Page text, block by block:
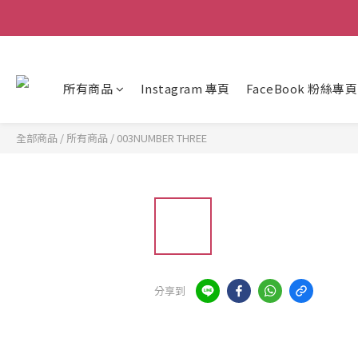
所有商品 Instagram 專頁 FaceBook 粉絲專頁
全部商品 / 所有商品 / 003NUMBER THREE
分享到